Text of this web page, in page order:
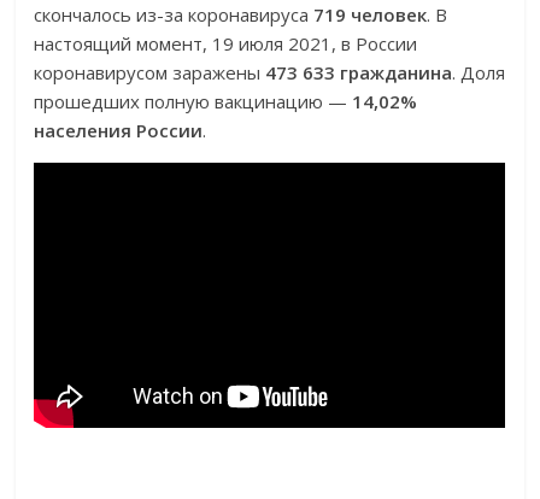
скончалось из-за коронавируса 719 человек. В
настоящий момент, 19 июля 2021, в России
коронавирусом заражены 473 633 гражданина. Доля
прошедших полную вакцинацию — 14,02%
населения России.